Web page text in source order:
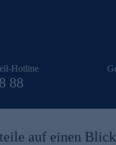
Hotline
88
auf einen Blick